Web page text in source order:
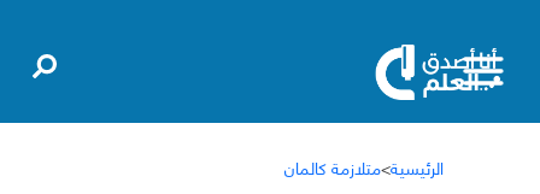
الرئيسية>متلازمة كالمان